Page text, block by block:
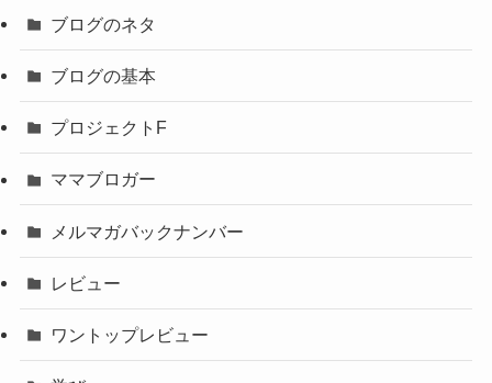
ブログのネタ
ブログの基本
プロジェクトF
ママブロガー
メルマガバックナンバー
レビュー
ワントップレビュー